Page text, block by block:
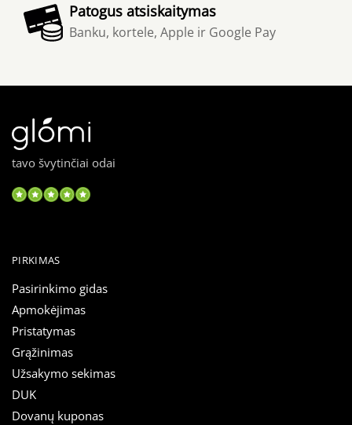
Patogus atsiskaitymas
Banku, kortele, Apple ir Google Pay
tavo švytinčiai odai
PIRKIMAS
Pasirinkimo gidas
Apmokėjimas
Pristatymas
Grąžinimas
Užsakymo sekimas
DUK
Dovanų kuponas